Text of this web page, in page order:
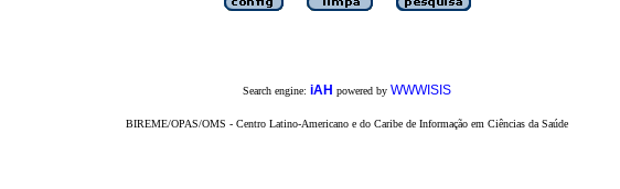
Search engine: iAH powered by WWWISIS
BIREME/OPAS/OMS - Centro Latino-Americano e do Caribe de Informação em Ciências da Saúde